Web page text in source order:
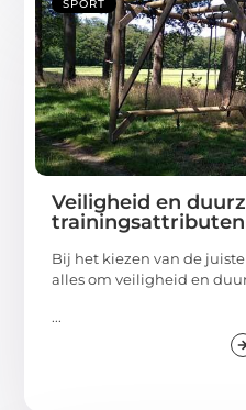
SPORT
Veiligheid en
trainingsattributen
Bij het kiezen van de
alles om veiligheid en
...